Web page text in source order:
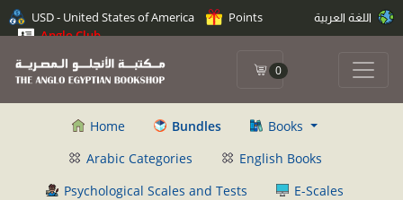
USD - United States of America
Points
Anglo Club
0
Home Bundles
Books
Arabic Categories
English Books
Psychological Scales and Tests
E-Scales